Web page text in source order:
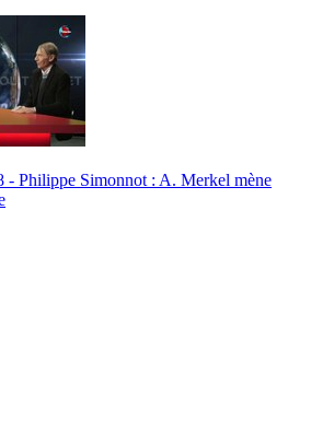
- Philippe Simonnot : A. Merkel mène